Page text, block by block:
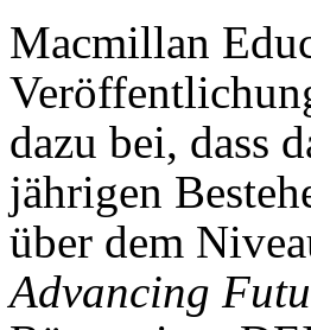
Macmillan
dazu bei, dass
jährigen
über dem
Advancing